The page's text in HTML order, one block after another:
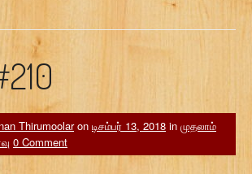
Thirumoolaron டிசம்பர் 13, 2018 in முதலாம்
0 Comment